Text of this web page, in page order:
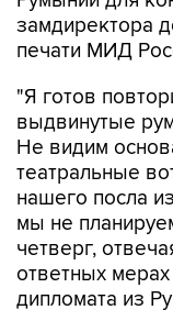
замдиректора
печати МИД
"Я готов
выдвинутые
Не видим
театральные
нашего посла
мы не
четверг,
ответных
дипломата из